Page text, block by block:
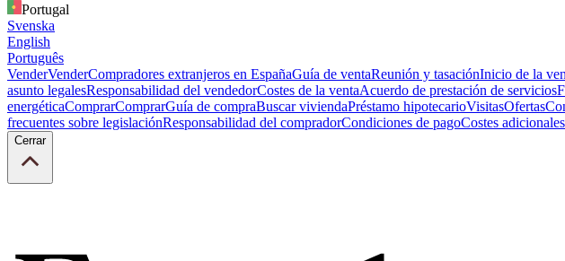
Portugal
Svenska
English
Português
VenderVenderCompradores extranjeros en EspañaGuía de ventaReunión y tasaciónInicio de la
asunto legalesResponsabilidad del vendedorCostes de la ventaAcuerdo de prestación de servicios
energéticaComprarComprarGuía de compraBuscar viviendaPréstamo hipotecarioVisitasOfertas
frecuentes sobre legislaciónResponsabilidad del compradorCondiciones de pagoCostes adicionales
Cerrar